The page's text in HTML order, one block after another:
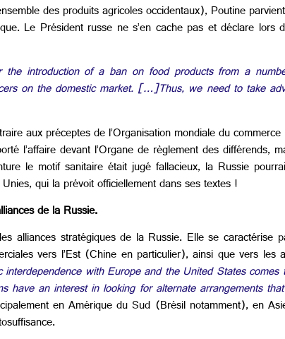
des produits agricoles occidentaux), Poutine
Le Président russe ne s’en cache pas et déclare lors
introduction of a ban on food products from a
on the domestic market. […]Thus, we need to take
aux préceptes de l’Organisation mondiale du
l’affaire devant l’Organe de règlement des différends,
le motif sanitaire était jugé fallacieux, la Russie
qui la prévoit officiellement dans ses textes !
de la Russie.
alliances stratégiques de la Russie. Elle se
vers l’Est (Chine en particulier), ainsi que vers
with Europe and the United States
have an interest in looking for alternate arrangements
en Amérique du Sud (Brésil notamment), en